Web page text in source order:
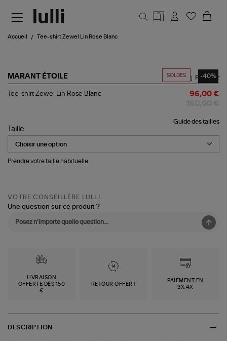
Accueil Tee-shirt Zewel Lin Rose Blanc
SOLDES -40%
MARANT ÉTOILE
Tee-
Rose
Blanc
Partager
Tee-shirt Zewel Lin Rose Blanc 96,00 €
Guide des tailles
Taille
Prendre votre taille habituelle.
VOTRE CONSEILLÈRE LULLI
Une question sur ce produit ?
LIVRAISON
OFFERTE DÈS 150
€
RETOUR OFFERT
PAIEMENT EN
3X,4X
DESCRIPTION